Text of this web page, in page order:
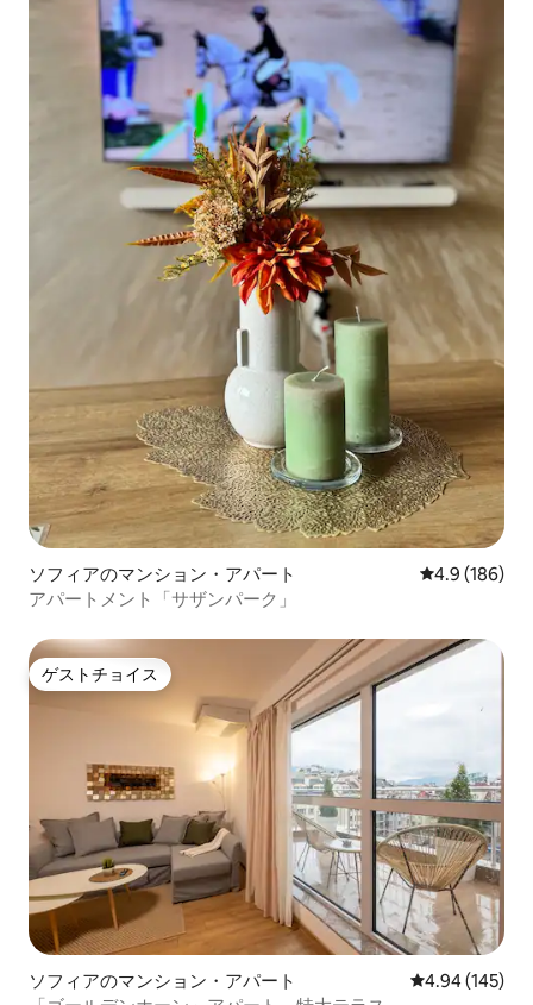
ソフィアのマンション・アパート レビュー186
4.9 (186)
アパートメント「サザンパーク」
ゲストチョイス
ゲストチョイス
ソフィアのマンション・アパート レビュー145
4.94 (145)